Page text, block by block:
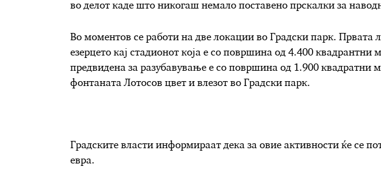
во делот каде што никогаш немало поставено прскалки за
Во моментов се работи на две локации во Градски парк. Првата
езерцето кај стадионот која е со површина од 4.400
предвидена за разубавување е со површина од 1.900 квадратни
фонтаната Лотосов цвет и влезот во Градски парк.
Градските власти информираат дека за овие активности ќе се
евра.